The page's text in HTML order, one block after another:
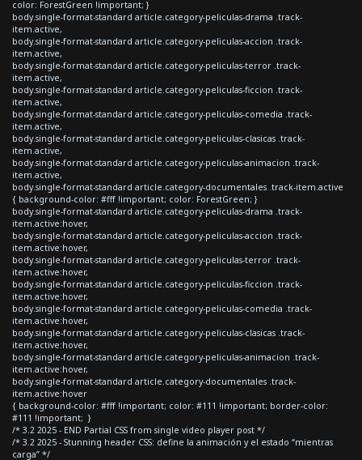
color: ForestGreen !important; }
body.single-format-standard article.category-peliculas-drama .track-
item.active,
body.single-format-standard article.category-peliculas-accion .track-
item.active,
body.single-format-standard article.category-peliculas-terror .track-
item.active,
body.single-format-standard article.category-peliculas-ficcion .track-
item.active,
body.single-format-standard article.category-peliculas-comedia .track-
item.active,
body.single-format-standard article.category-peliculas-clasicas .track-
item.active,
body.single-format-standard article.category-peliculas-animacion .track-
item.active,
body.single-format-standard article.category-documentales .track-item.active
{ background-color: #fff !important; color: ForestGreen; }
body.single-format-standard article.category-peliculas-drama .track-
item.active:hover,
body.single-format-standard article.category-peliculas-accion .track-
item.active:hover,
body.single-format-standard article.category-peliculas-terror .track-
item.active:hover,
body.single-format-standard article.category-peliculas-ficcion .track-
item.active:hover,
body.single-format-standard article.category-peliculas-comedia .track-
item.active:hover,
body.single-format-standard article.category-peliculas-clasicas .track-
item.active:hover,
body.single-format-standard article.category-peliculas-animacion .track-
item.active:hover,
body.single-format-standard article.category-documentales .track-
item.active:hover
{ background-color: #fff !important; color: #111 !important; border-color:
#111 !important; }
/* 3.2 2025 - END Partial CSS from single video player post */
/* 3.2 2025 - Stunning header CSS: define la animación y el estado “mientras
carga” */